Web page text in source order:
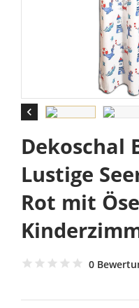

Dekoschal
Lustige
Rot mit
0